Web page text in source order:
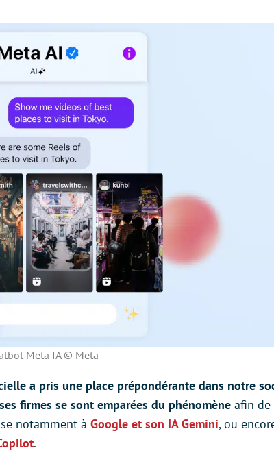
Meta IA © Meta
a pris une place prépondérante dans notre
firmes se sont emparées du phénomène afin de
notamment à Google et son IA Gemini, ou
.